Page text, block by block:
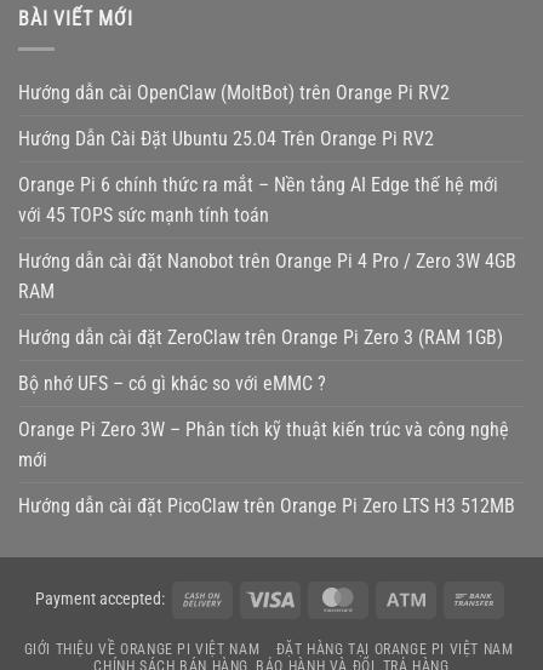
BÀI VIẾT MỚI
Hướng dẫn cài OpenClaw (MoltBot) trên Orange Pi RV2
Hướng Dẫn Cài Đặt Ubuntu 25.04 Trên Orange Pi RV2
Orange Pi 6 chính thức ra mắt – Nền tảng AI Edge thế hệ mới
với 45 TOPS sức mạnh tính toán
Hướng dẫn cài đặt Nanobot trên Orange Pi 4 Pro / Zero 3W 4GB
RAM
Hướng dẫn cài đặt ZeroClaw trên Orange Pi Zero 3 (RAM 1GB)
Bộ nhớ UFS – có gì khác so với eMMC ?
Orange Pi Zero 3W – Phân tích kỹ thuật kiến trúc và công nghệ
mới
Hướng dẫn cài đặt PicoClaw trên Orange Pi Zero LTS H3 512MB
Payment accepted:
Cash
Delivery
MasterCard Atm
GIỚI THIỆU VỀ ORANGE PI VIỆT NAM
ĐẶT HÀNG TẠI ORANGE PI VIỆT NAM
CHÍNH SÁCH BÁN HÀNG, BẢO HÀNH VÀ ĐỔI, TRẢ HÀNG